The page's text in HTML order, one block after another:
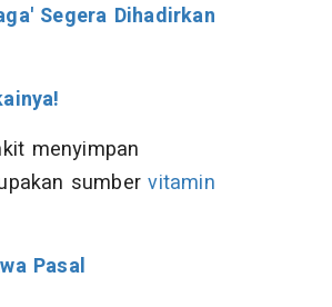
Segera Dihadirkan
menyimpan
sumbervitamin
Pasal